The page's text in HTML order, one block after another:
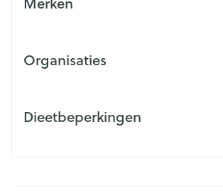
Organisaties
Dieetbeperkingen